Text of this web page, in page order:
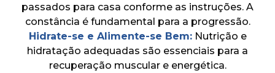
passados para casa conforme as instruções. A
constância é fundamental para a progressão.
Hidrate-se e Alimente-se Bem:Nutrição e
hidratação adequadas são essenciais para a
recuperação muscular e energética.